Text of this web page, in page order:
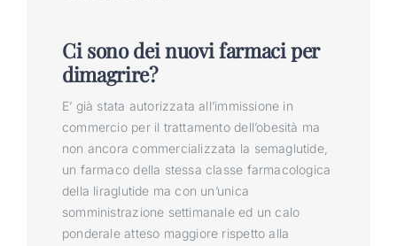
Ci sono dei nuovi farmaci per
dimagrire?
E’ già stata autorizzata all’immissione in
commercio per il trattamento dell’obesità ma
non ancora commercializzata la semaglutide,
un farmaco della stessa classe farmacologica
della liraglutide ma con un’unica
somministrazione settimanale ed un calo
ponderale atteso maggiore rispetto alla